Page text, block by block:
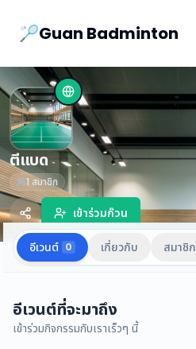
Guanbad App
🏸Guan Badminton
ตีแบด
1 สมาชิก
เข้าร่วมก๊วน
อีเวนต์ 0 เกี่ยวกับ สมาชิก
อีเวนต์ที่จะมาถึง
เข้าร่วมกิจกรรมกับเราเร็วๆ นี้